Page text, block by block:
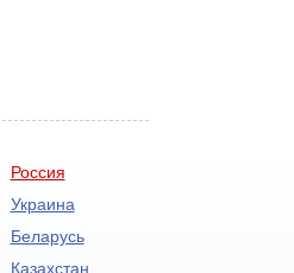
Россия
Украина
Беларусь
Казахстан